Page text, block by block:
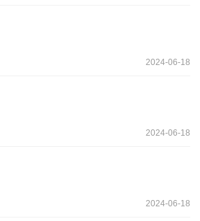
2024-06-18
2024-06-18
2024-06-18